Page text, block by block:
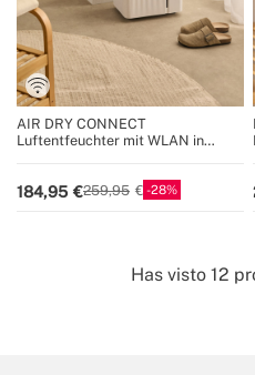
AIR DRY CONNECT
Luftentfeuchter mit WLAN in
184,95 259,95 28
Has visto 12